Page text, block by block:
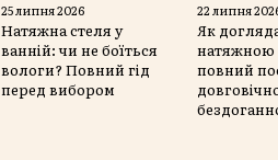
25 липня 2026
Натяжна стеля у
ванній: чи не боїться
вологи? Повний гід
перед вибором
22 липня
Як
натяжною
повний